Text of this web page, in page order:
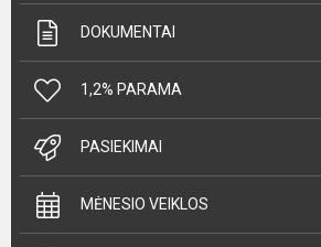
DOKUMENTAI
1,2% PARAMA
PASIEKIMAI
MĖNESIO VEIKLOS